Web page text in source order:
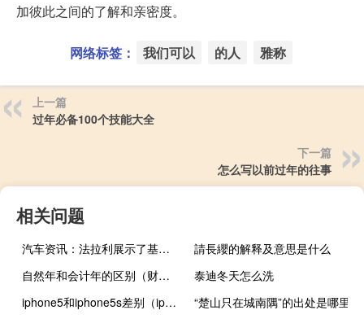
加彼此之间的了解和亲密度。
网络标签： 我们可以 的人 雅称
上一篇
过年必备100个技能大全
下一篇
怎么写以前过年的往事
相关问题
汽车资讯：法拉利展示了基于488的惊人SP38灵感来自F40
請長纓的解释及意思是什么
自然年和会计年的区别（财年和自然年的区别）
泰迪冬天怎么洗
iphone5和iphone5s差别（iphone5和iphone5s的区别）
“楚山只在城南隅”的出处是哪里